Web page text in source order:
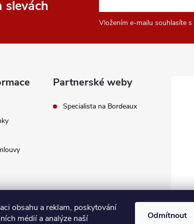
obsahu a reklam, poskytování
médií a analýze naší
Odmítnout
slevách
Vložením e-mailu souhlasíte s
Partnerské weby
Specialista na Bordeaux